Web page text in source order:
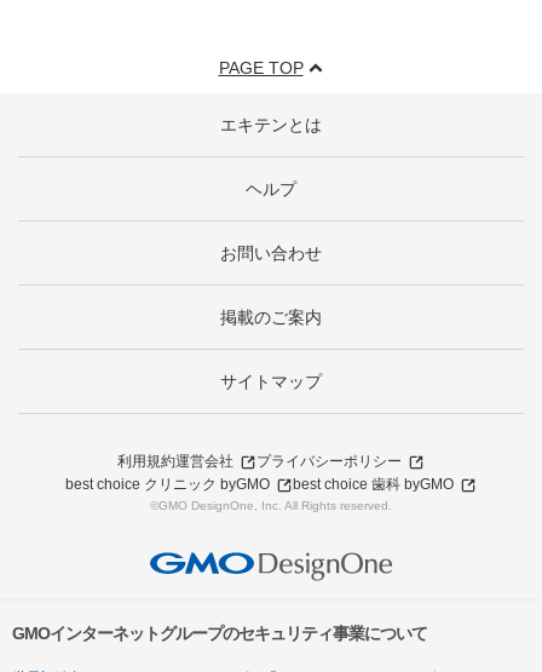
PAGE TOP
エキテンとは
ヘルプ
お問い合わせ
掲載のご案内
サイトマップ
利用規約運営会社
プライバシーポリシー
best choice クリニック byGMO
best choice 歯科 byGMO
©GMO DesignOne, Inc. All Rights reserved.
GMOインターネットグループのセキュリティ事業について